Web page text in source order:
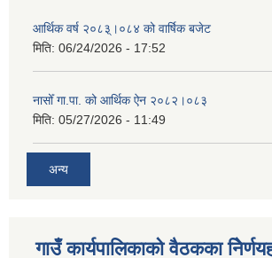
आर्थिक वर्ष २०८३्।०८४ को वार्षिक बजेट
मिति: 06/24/2026 - 17:52
नासोँ गा.पा. को आर्थिक ऐन २०८२।०८३
मिति: 05/27/2026 - 11:49
अन्य
गाउँ कार्यपालिकाको वैठकका